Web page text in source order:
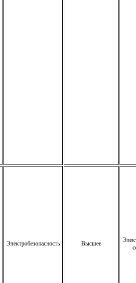
Электробезопасность Высшее